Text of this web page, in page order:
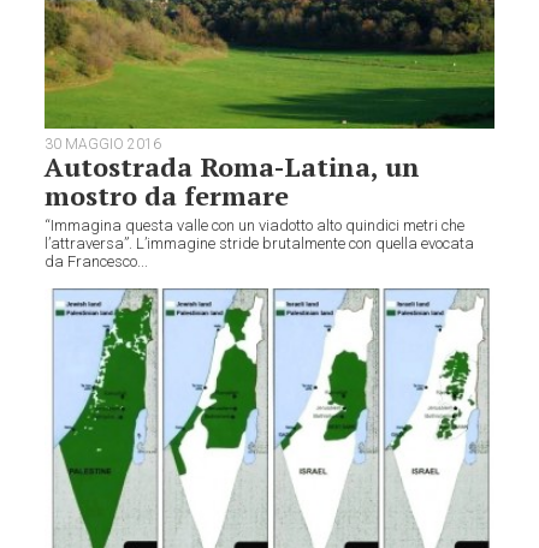
30 MAGGIO 2016
Autostrada Roma-Latina, un
mostro da fermare
“Immagina questa valle con un viadotto alto quindici metri che
l’attraversa”. L’immagine stride brutalmente con quella evocata
da Francesco...